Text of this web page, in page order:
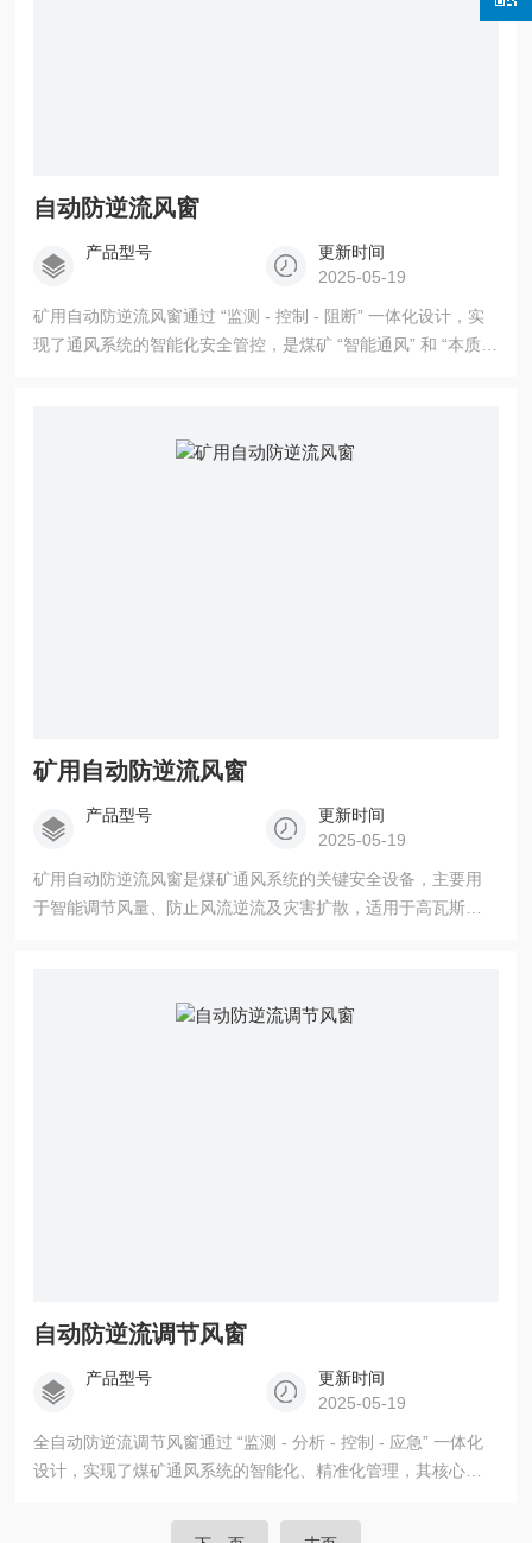
自动防逆流风窗
产品型号
更新时间
2025-05-19
矿用自动防逆流风窗通过 “监测 - 控制 - 阻断” 一体化设计，实
现了通风系统的智能化安全管控，是煤矿 “智能通风” 和 “本质安
矿用自动防逆流风窗
产品型号
更新时间
2025-05-19
矿用自动防逆流风窗是煤矿通风系统的关键安全设备，主要用
于智能调节风量、防止风流逆流及灾害扩散，适用于高瓦斯矿
自动防逆流调节风窗
产品型号
更新时间
2025-05-19
全自动防逆流调节风窗通过 “监测 - 分析 - 控制 - 应急” 一体化
设计，实现了煤矿通风系统的智能化、精准化管理，其核心价